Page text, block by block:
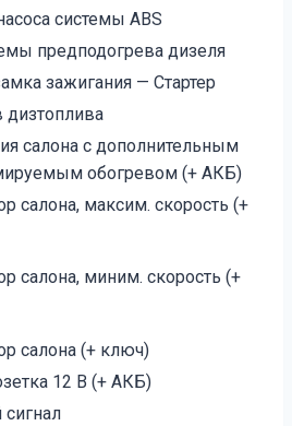
системы ABS
предподогрева дизеля
зажигания — Стартер
дизтоплива
салона с дополнительным
обогревом (+ АКБ)
салона, максим. скорость (+
салона, миним. скорость (+
салона (+ ключ)
12 В (+ АКБ)